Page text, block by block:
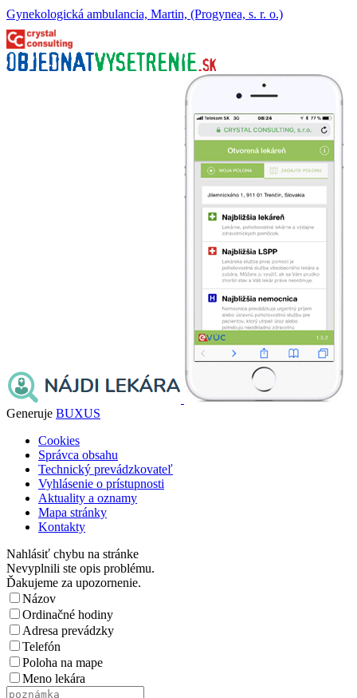
Gynekologická ambulancia, Martin, (Progynea, s. r. o.)
Generuje BUXUS
Cookies
Správca obsahu
Technický prevádzkovateľ
Vyhlásenie o prístupnosti
Aktuality a oznamy
Mapa stránky
Kontakty
Nahlásiť chybu na stránke
Nevyplnili ste opis problému.
Ďakujeme za upozornenie.
Názov
Ordinačné hodiny
Adresa prevádzky
Telefón
Poloha na mape
Meno lekára